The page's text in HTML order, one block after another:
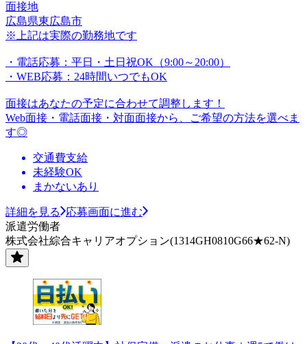
面接地
広島県東広島市
※上記は実際の勤務地です
・電話応募：平日・土日祝OK（9:00～20:00）
・WEB応募：24時間いつでもOK
面接はあなたの予定に合わせて調整します！
Web面接・電話面接・対面面接から、ご希望の方法を選べま
す◎
交通費支給
未経験OK
まかないあり
詳細を見る
応募画面に進む
派遣労働者
株式会社綜合キャリアオプション(1314GH0810G66★62-N)